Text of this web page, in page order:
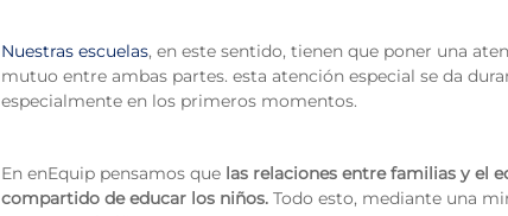
Nuestras escuelas, en este sentido, tienen que poner una
mutuo entre ambas partes. esta atención especial se da
especialmente en los primeros momentos.
En enEquip pensamos que las relaciones entre familias y el
compartido de educar los niños. Todo esto, mediante una